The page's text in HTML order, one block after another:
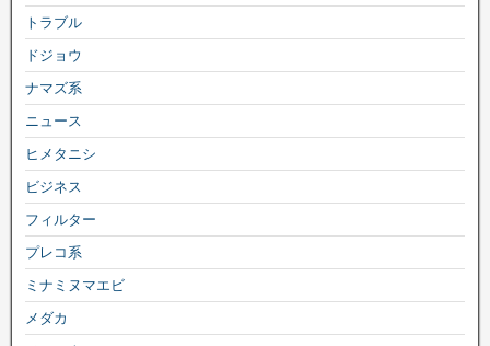
トラブル
ドジョウ
ナマズ系
ニュース
ヒメタニシ
ビジネス
フィルター
プレコ系
ミナミヌマエビ
メダカ